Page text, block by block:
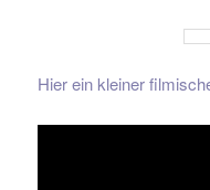
Hier ein kleiner